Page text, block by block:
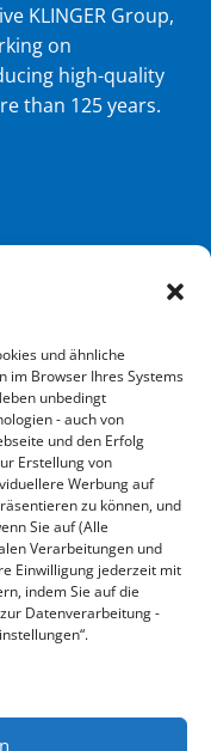
und ähnliche
im Browser Ihres Systems
unbedingt
- auch von
und den Erfolg
Erstellung von
Werbung auf
zu können, und
Sie auf (Alle
Verarbeitungen und
Einwilligung jederzeit mit
indem Sie auf die
Datenverarbeitung -
KLINGER Group,
on
high-quality
than 125 years.
285
reserved.